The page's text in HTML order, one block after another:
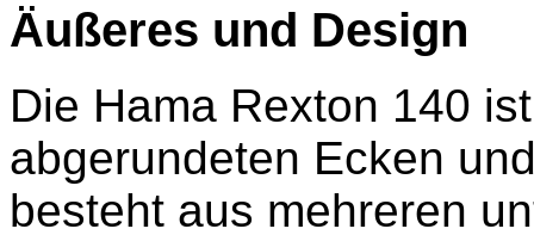
Äußeres und Design
Die Hama Rexton 140
abgerundeten Ecken
besteht aus mehreren